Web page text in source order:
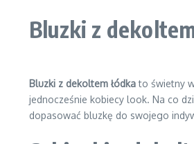
Bluzki z
Bluzki z dekoltem łódkato świetny
jednocześnie kobiecy look. Na co
dopasować bluzkę do swojego